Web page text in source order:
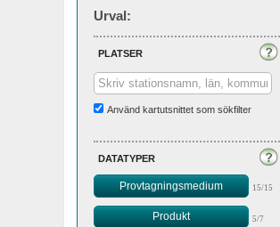
Urval:
platser
Använd kartutsnittet som sökfilter
datatyper
Provtagningsmedium 15/15
Produkt 5/7